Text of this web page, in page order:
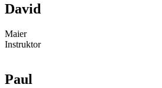
David
Maier
Instruktor
Paul